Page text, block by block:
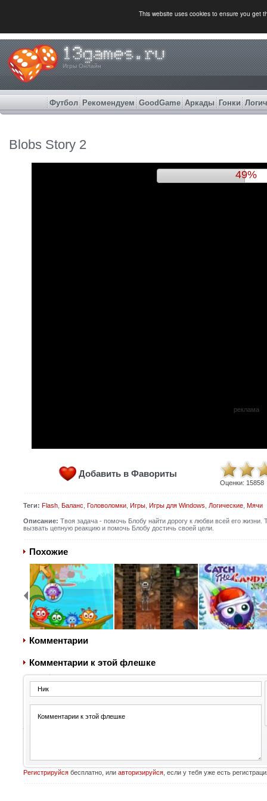
This website uses cookies to ensure you get
Игры Онлайн
Футбол Рекомендуем GoodGame Аркады Гонки
Blobs Story 2
52%
реклама
Добавить в Фавориты
Оценки: 15858
Теги: Flash, Баланс Головоломки, Игры, Игры для Windows Логические, Мячи
Описание: Твоя задача - помочь Блобу найти дорогу к любви всей его
вызвать цепную реакцию и помочь Блобу достичь своей цели.
Похожие
Комментарии
Комментарии к этой флешке
Регистрируйсябесплатно, или авторизируйся, если у тебя уже есть